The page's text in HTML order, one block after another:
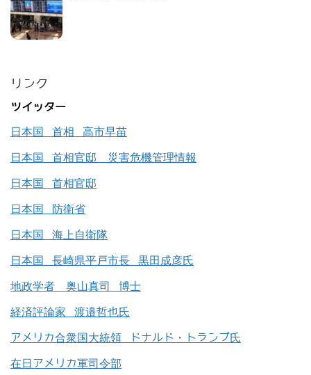
リンク
ツイッター
日本国 首相 高市早苗
日本国 首相官邸 災害危機管理情報
日本国 首相官邸
日本国 防衛省
日本国 海上自衛隊
日本国 長崎県平戸市長 黒田成彦氏
地政学者 奥山真司 博士
経済評論家 渡邉哲也氏
アメリカ合衆国大統領 ドナルド・トランプ氏
在日アメリカ軍司令部